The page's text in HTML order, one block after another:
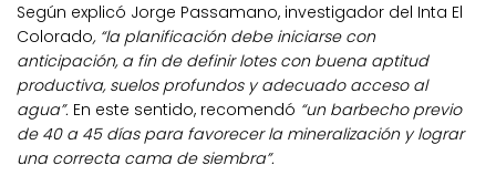
Según explicó Jorge Passamano, investigador del Inta El
Colorado, “la planificación debe iniciarse con
anticipación, a fin de definir lotes con buena aptitud
productiva, suelos profundos y adecuado acceso al
agua”. En este sentido, recomendó “un barbecho previo
de 40 a 45 días para favorecer la mineralización y lograr
una correcta cama de siembra”.